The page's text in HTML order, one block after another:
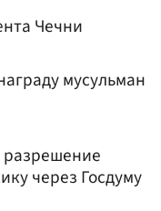
Чечни
мусульман
разрешение
через Госдуму